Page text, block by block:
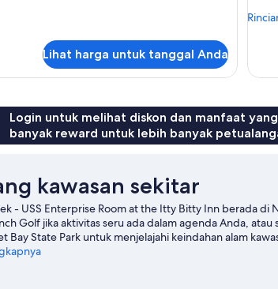
Lihat harga untuk tanggal Anda
Kamar
Login untuk melihat diskon dan manfaat
banyak reward untuk lebih banyak
kawasan sekitar
- USS Enterprise Room at the Itty Bitty Inn berada
Golf jika aktivitas seru ada dalam agenda Anda,
Bay State Park untuk menjelajahi keindahan alam
juga patut untuk dikunjungi. Jangan lewatkan